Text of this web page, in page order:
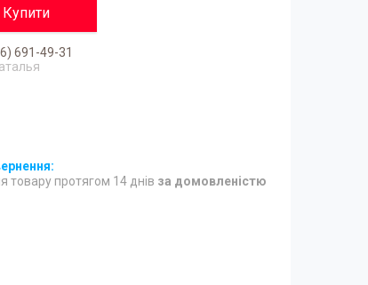
Купити
691-49-31
товару протягом 14 днів за домовленістю